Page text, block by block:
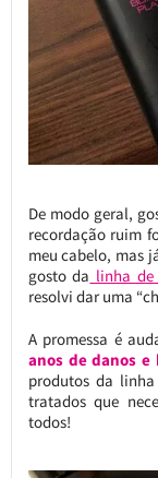
De modo geral,
recordação ruim
meu cabelo, mas
gosto da linha
resolvi dar uma
A promessa é
anos de danos
produtos da
tratados que
todos!